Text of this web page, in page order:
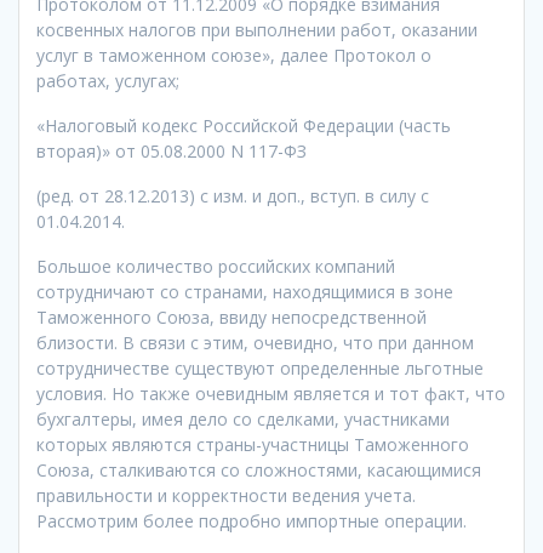
Протоколом от 11.12.2009 «О порядке взимания
косвенных налогов при выполнении работ, оказании
услуг в таможенном союзе», далее Протокол о
работах, услугах;
«Налоговый кодекс Российской Федерации (часть
вторая)» от 05.08.2000 N 117-ФЗ
(ред. от 28.12.2013) с изм. и доп., вступ. в силу с
01.04.2014.
Большое количество российских компаний
сотрудничают со странами, находящимися в зоне
Таможенного Союза, ввиду непосредственной
близости. В связи с этим, очевидно, что при данном
сотрудничестве существуют определенные льготные
условия. Но также очевидным является и тот факт, что
бухгалтеры, имея дело со сделками, участниками
которых являются страны-участницы Таможенного
Союза, сталкиваются со сложностями, касающимися
правильности и корректности ведения учета.
Рассмотрим более подробно импортные операции.